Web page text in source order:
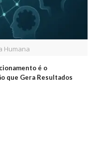
Humana
é o
que Gera Resultados